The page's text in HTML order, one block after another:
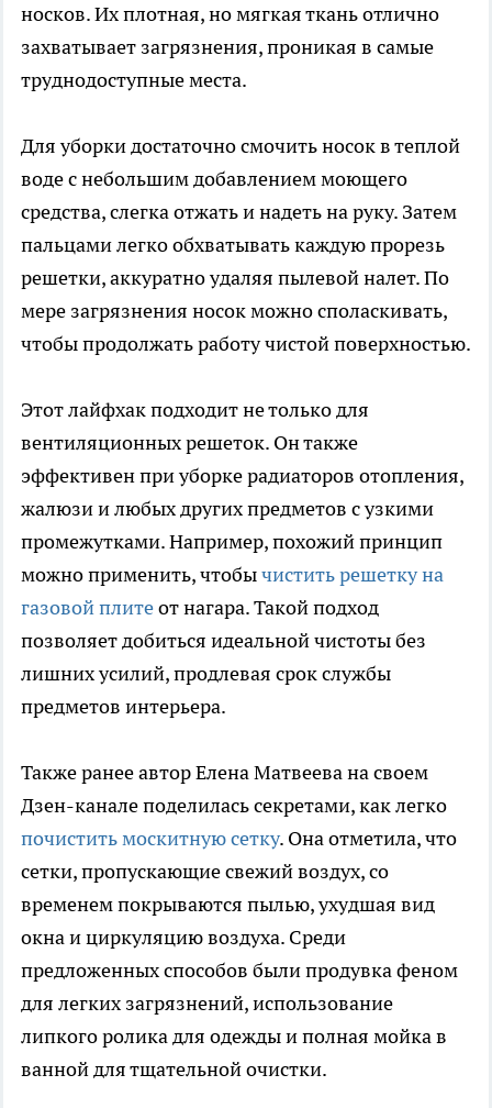
носков. Их плотная, но мягкая ткань отлично
захватывает загрязнения, проникая в самые
труднодоступные места.
Для уборки достаточно смочить носок в теплой
воде с небольшим добавлением моющего
средства, слегка отжать и надеть на руку. Затем
пальцами легко обхватывать каждую прорезь
решетки, аккуратно удаляя пылевой налет. По
мере загрязнения носок можно споласкивать,
чтобы продолжать работу чистой поверхностью.
Этот лайфхак подходит не только для
вентиляционных решеток. Он также
эффективен при уборке радиаторов отопления,
жалюзи и любых других предметов с узкими
промежутками. Например, похожий принцип
можно применить, чтобычистить решетку на
газовой плитеот нагара. Такой подход
позволяет добиться идеальной чистоты без
лишних усилий, продлевая срок службы
предметов интерьера.
Также ранее автор Елена Матвеева на своем
Дзен-канале поделилась секретами, как легко
почистить москитную сетку. Она отметила, что
сетки, пропускающие свежий воздух, со
временем покрываются пылью, ухудшая вид
окна и циркуляцию воздуха. Среди
предложенных способов были продувка феном
для легких загрязнений, использование
липкого ролика для одежды и полная мойка в
ванной для тщательной очистки.